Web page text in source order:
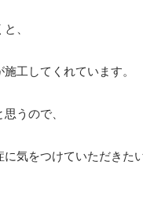
、
工してくれています。
うので、
に気をつけていただきた